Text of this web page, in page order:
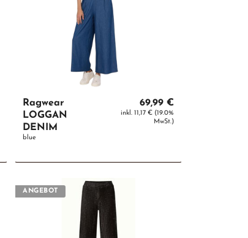
Ragwear
LOGGAN
DENIM
blue
69,99 €
inkl. 11,17 € (19.0%
MwSt.)
ANGEBOT